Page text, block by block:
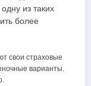
из таких
более
свои страховые
варианты.